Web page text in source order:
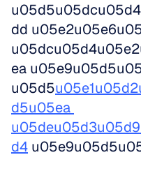
dd
ea
u05d5
d5u05ea
d4